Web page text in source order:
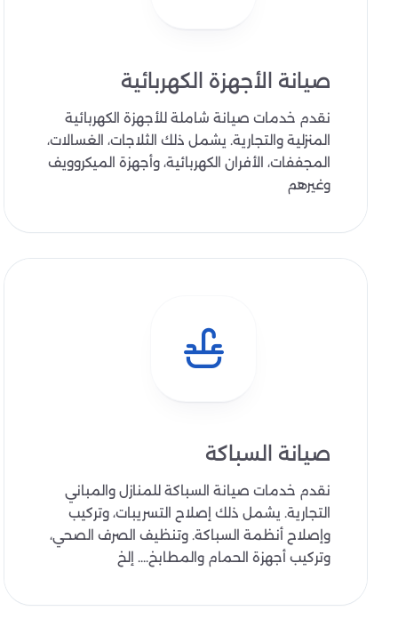
صيانة الأجهزة الكهربائية
نقدم خدمات صيانة شاملة للأجهزة الكهربائية
المنزلية والتجارية. يشمل ذلك الثلاجات، الغسالات،
المجففات، الأفران الكهربائية، وأجهزة الميكروويف
وغيرهم
صيانة السباكة
نقدم خدمات صيانة السباكة للمنازل والمباني
التجارية. يشمل ذلك إصلاح التسريبات، وتركيب
وإصلاح أنظمة السباكة. وتنظيف الصرف الصحي،
وتركيب أجهزة الحمام والمطابخ.... إلخ